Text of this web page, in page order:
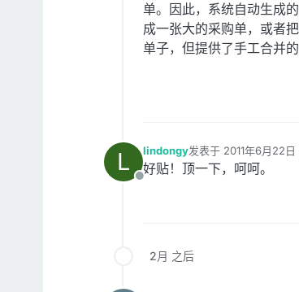
单。因此，系统自动生成
成一张大的采购单，或者
单子，但提供了手工合并
L
离线
lindongy发表于 2011年6月22
最后由 编辑
好贴！顶一下，呵呵。
2月 之后